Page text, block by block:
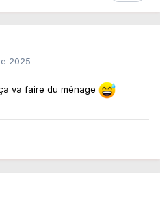
2025
va faire du ménage